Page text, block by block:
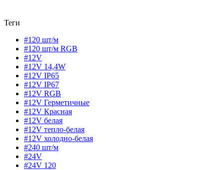
Теги
#120 шт/м
#120 шт/м RGB
#12V
#12V 14,4W
#12V IP65
#12V IP67
#12V RGB
#12V Герметичные
#12V Красная
#12V белая
#12V тепло-белая
#12V холодно-белая
#240 шт/м
#24V
#24V 120